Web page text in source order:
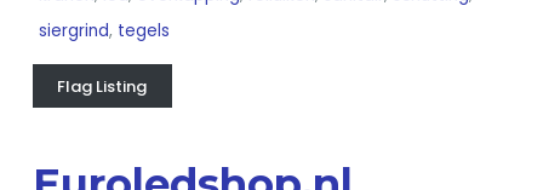
siergrind, tegels
Flag Listing